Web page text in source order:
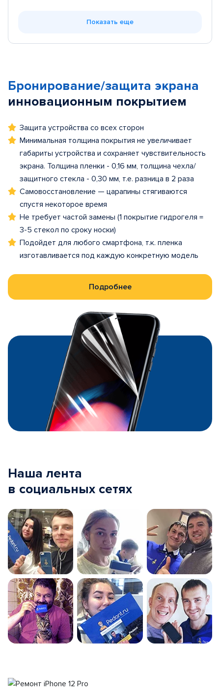
Показать еще
Бронирование/защита экрана
инновационным покрытием
Защита устройства со всех сторон
Минимальная толщина покрытия не увеличивает
габариты устройства и сохраняет чувствительность
экрана. Толщина пленки - 0,16 мм, толщина чехла/
защитного стекла - 0,30 мм, т.е. разница в 2 раза
Самовосстановление — царапины стягиваются
спустя некоторое время
Не требует частой замены (1 покрытие гидрогеля =
3-5 стекол по сроку носки)
Подойдет для любого смартфона, т.к. пленка
изготавливается под каждую конкретную модель
Подробнее
Наша лента
в социальных сетях